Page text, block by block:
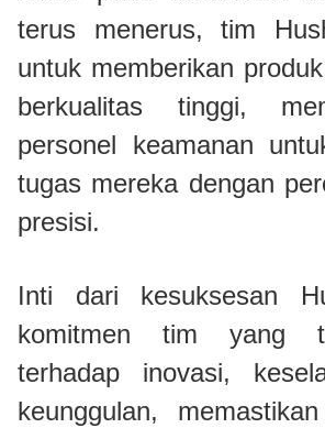
terus menerus, tim
untuk memberikan
berkualitas tinggi,
personel keamanan
tugas mereka dengan
presisi.
Inti dari kesuksesan
komitmen tim yang
terhadap inovasi,
keunggulan,